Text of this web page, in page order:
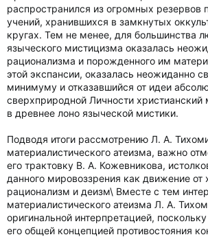
распространился из огромных резервов
учений, хранившихся в замкнутых
кругах. Тем не менее, для большинства
языческого мистицизма оказалась
рационализма и порожденного им
этой экспансии, оказалась неожиданно
минимуму и отказавшийся от идеи
сверхприродной Личности
в древнее лоно языческой мистики.
Подводя итоги рассмотрению Л. А.
материалистического атеизма, важно
его трактовку В. А. Кожевникова,
данного мировоззрения как движение от
рационализм и деизм\ Вместе с тем
материалистического атеизма Л. А.
оригинальной интерпретацией,
его общей концепцией противостояния